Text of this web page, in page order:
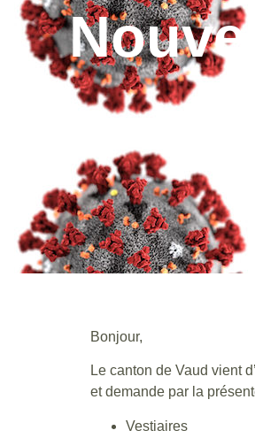
Bonjour,
Le canton de Vaud vient d’
et demande par la
Vestiaires